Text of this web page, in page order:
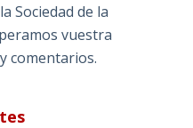
Sociedad de la
vuestra
comentarios.